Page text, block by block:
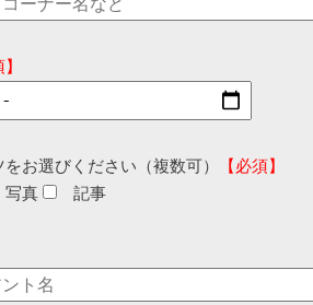
お選びください（複数可）
【必須】
写真 記事